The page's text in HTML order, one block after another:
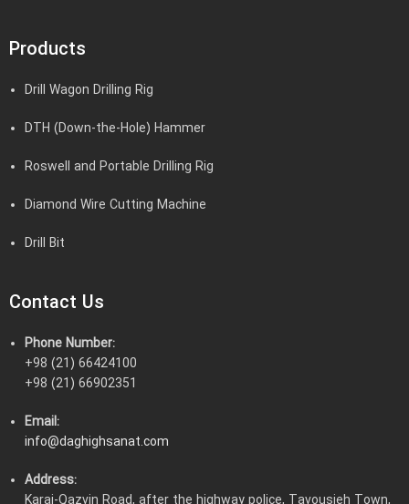
Products
Drill Wagon Drilling Rig
DTH (Down-the-Hole) Hammer
Roswell and Portable Drilling Rig
Diamond Wire Cutting Machine
Drill Bit
Contact Us
Phone Number:
+98 (21) 66424100
+98 (21) 66902351
Email:
info@daghighsanat.com
Address:
Karaj-Qazvin Road, after the highway police, Tavousieh Town,